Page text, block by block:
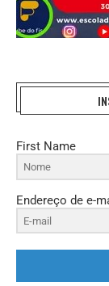
First Name
Endereço de e-